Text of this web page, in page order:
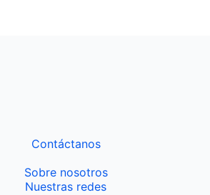
Contáctanos
Sobre nosotros
Nuestras redes